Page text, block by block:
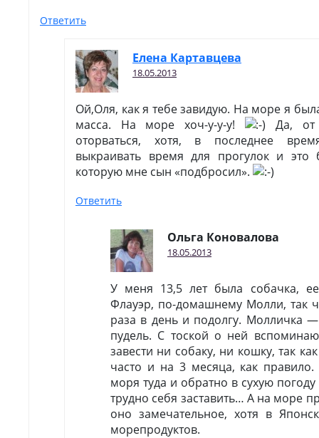
Ответить
Елена Картавцева
18.05.2013
Ой,Оля, как я тебе завидую. На море я
масса. На море хоч-у-у-у!
Да, от
оторваться, хотя, в последнее
выкраивать время для прогулок и это
которую мне сын «подбросил».
Ответить
Ольга Коновалова
18.05.2013
У меня 13,5 лет была собачка,
Флауэр, по-домашнему Молли, так
раза в день и подолгу. Молличка
пудель. С тоской о ней
завести ни собаку, ни кошку, так
часто и на 3 месяца, как
моря туда и обратно в сухую
трудно себя заставить… А на море
оно замечательное, хотя в
морепродуктов.